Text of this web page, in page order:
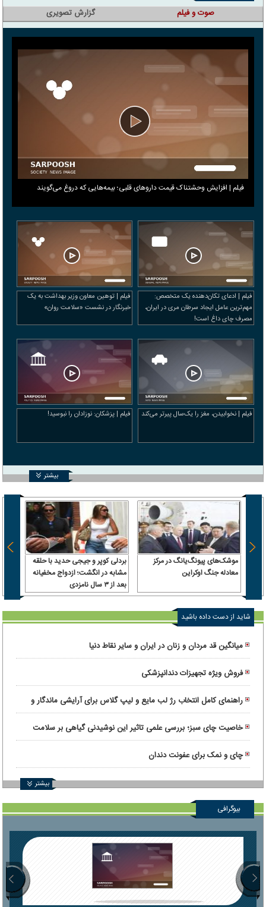
صوت و فیلم
فیلم | افزایش وحشتناک قیمت داروهای قلبی؛ بیمه‌هایی که دروغ می‎‌گویند
فیلم | ادعای تکان‌دهنده یک متخصص:
مهم‌ترین عامل ایجاد سرطان مری در ایران،
مصرف چای داغ است!
فیلم | توهین معاون وزیر بهداشت به یک
خبرنگار در نشست «سلامت روان»
فیلم | نخوابیدن، مغز را یک‌سال پیرتر می‌کند فیلم | پزشکان: نوزادان را نبوسید!
بیشتر
گزارش تصویری
موشک‌های پیونگ‌یانگ در مرکز
معادله جنگ اوکراین
بردلی کوپر و جیجی حدید با حلقه‌
مشابه در انگشت؛ ازدواج مخفیانه
بعد از ۳ سال نامزدی
شاید از دست داده باشید
میانگین قد مردان و زنان در ایران و سایر نقاط دنیا
فروش ویژه تجهیزات دندانپزشکی
راهنمای کامل انتخاب رژ لب مایع و لیپ گلاس برای آرایشی ماندگار و
درخشان
خاصیت چای سبز؛ بررسی علمی تاثیر این نوشیدنی گیاهی بر سلامت
بدنچای و نمک برای عفونت دندان
بیشتر
بیوگرافی